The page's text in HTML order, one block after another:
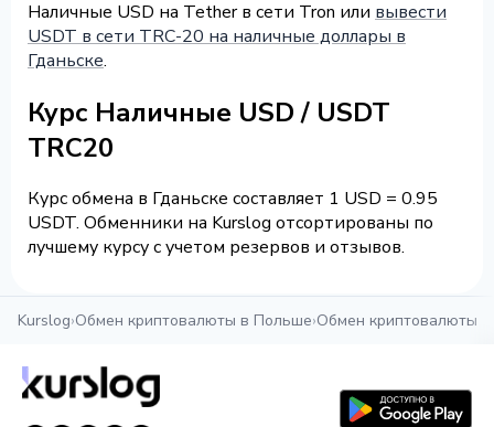
Наличные USD на Tether в сети Tron или вывести
USDT в сети TRC-20 на наличные доллары в
Гданьске.
Курс Наличные USD / USDT
TRC20
Курс обмена в Гданьске составляет 1 USD = 0.95
USDT. Обменники на Kurslog отсортированы по
лучшему курсу с учетом резервов и отзывов.
Kurslog›Обмен криптовалюты в Польше›Обмен криптовалюты в